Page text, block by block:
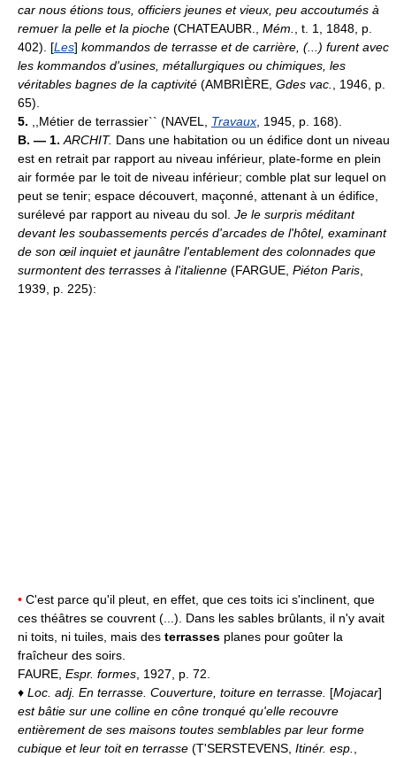
car nous étions tous, officiers jeunes et vieux, peu accoutumés à
remuer la pelle et la pioche (CHATEAUBR., Mém., t. 1, 1848, p.
402). [Les] kommandos de terrasse et de carrière, (...) furent avec
les kommandos d'usines, métallurgiques ou chimiques, les
véritables bagnes de la captivité (AMBRIÈRE, Gdes vac., 1946, p.
65).
5. ,,Métier de terrassier`` (NAVEL, Travaux, 1945, p. 168).
B. — 1.ARCHIT. Dans une habitation ou un édifice dont un niveau
est en retrait par rapport au niveau inférieur, plate-forme en plein
air formée par le toit de niveau inférieur; comble plat sur lequel on
peut se tenir; espace découvert, maçonné, attenant à un édifice,
surélevé par rapport au niveau du sol. Je le surpris méditant
devant les soubassements percés d'arcades de l'hôtel, examinant
de son œil inquiet et jaunâtre l'entablement des colonnades que
surmontent des terrasses à l'italienne (FARGUE, Piéton Paris,
1939, p. 225):
• C'est parce qu'il pleut, en effet, que ces toits ici s'inclinent, que
ces théâtres se couvrent (...). Dans les sables brûlants, il n'y avait
ni toits, ni tuiles, mais des terrasses planes pour goûter la
fraîcheur des soirs.
FAURE, Espr. formes, 1927, p. 72.
♦ Loc. adj. En terrasse. Couverture, toiture en terrasse. [Mojacar]
est bâtie sur une colline en cône tronqué qu'elle recouvre
entièrement de ses maisons toutes semblables par leur forme
cubique et leur toit en terrasse (T'SERSTEVENS, Itinér. esp.,